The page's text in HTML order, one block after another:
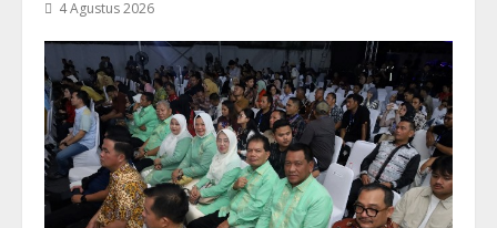
4 Agustus 2026